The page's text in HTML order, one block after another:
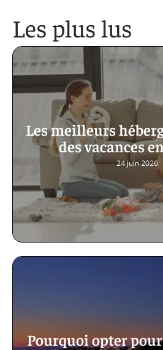
Les plus lus
Les meilleurs
des vacances
24 juin 2026
Pourquoi opter